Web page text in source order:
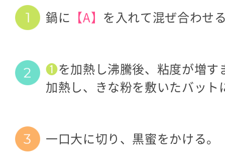
鍋に 【A】 を入れて混ぜ合わせ
❶を加熱し沸騰後、粘度が増す
加熱し、きな粉を敷いたバット
一口大に切り、黒蜜をかける。